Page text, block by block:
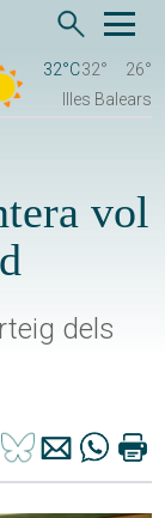
32°C32°
26°
Illes Balears
vol
dels